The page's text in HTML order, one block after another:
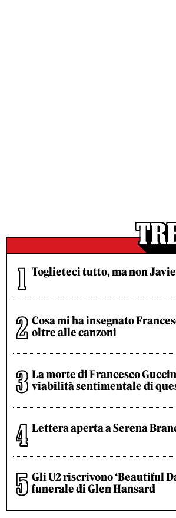
Toglieteci tutto, ma non
Cosa mi ha insegnato
oltre alle canzoni
La morte di Francesco
viabilità sentimentale di
Lettera aperta a Serena
Gli U2 riscrivono ‘Beautiful
funerale di Glen Hansard